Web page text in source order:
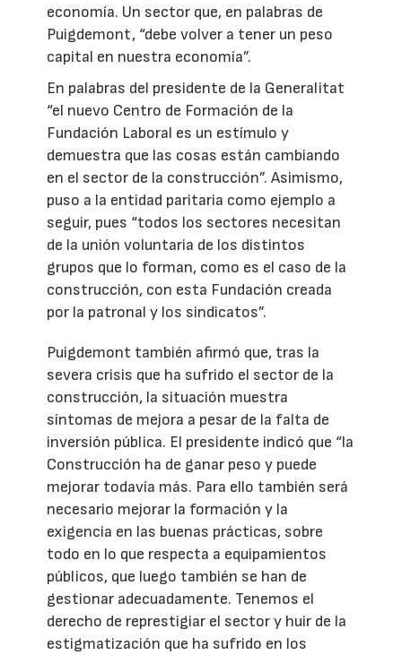
economía. Un sector que, en palabras de
Puigdemont, “debe volver a tener un peso
capital en nuestra economía”.
En palabras del presidente de la Generalitat
“el nuevo Centro de Formación de la
Fundación Laboral es un estímulo y
demuestra que las cosas están cambiando
en el sector de la construcción”. Asimismo,
puso a la entidad paritaria como ejemplo a
seguir, pues “todos los sectores necesitan
de la unión voluntaria de los distintos
grupos que lo forman, como es el caso de la
construcción, con esta Fundación creada
por la patronal y los sindicatos”.
Puigdemont también afirmó que, tras la
severa crisis que ha sufrido el sector de la
construcción, la situación muestra
síntomas de mejora a pesar de la falta de
inversión pública. El presidente indicó que “la
Construcción ha de ganar peso y puede
mejorar todavía más. Para ello también será
necesario mejorar la formación y la
exigencia en las buenas prácticas, sobre
todo en lo que respecta a equipamientos
públicos, que luego también se han de
gestionar adecuadamente. Tenemos el
derecho de represtigiar el sector y huir de la
estigmatización que ha sufrido en los